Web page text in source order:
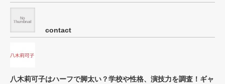
contact
八木莉可子はハーフで脚太い？学校や性格、演技力を調査！ギャ